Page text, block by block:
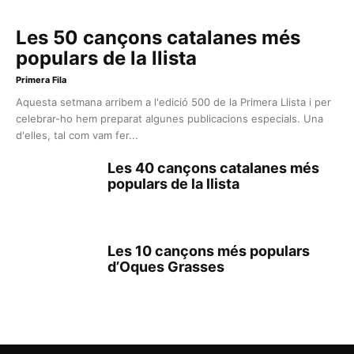
Les 50 cançons catalanes més
populars de la llista
Primera Fila
Aquesta setmana arribem a l'edició 500 de la Primera Llista i per
celebrar-ho hem preparat algunes publicacions especials. Una
d'elles, tal com vam fer...
Les 40 cançons catalanes més
populars de la llista
Les 10 cançons més populars
d’Oques Grasses